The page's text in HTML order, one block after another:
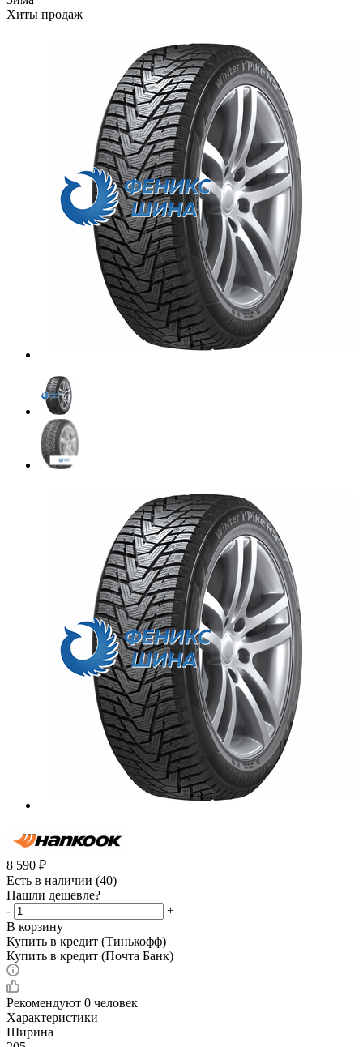
Хиты продаж
8 590 ₽
Есть в наличии (40)
Нашли дешевле?
-
+
В корзину
Купить в кредит (Тинькофф)
Купить в кредит (Почта Банк)
Рекомендуют 0 человек
Характеристики
Ширина